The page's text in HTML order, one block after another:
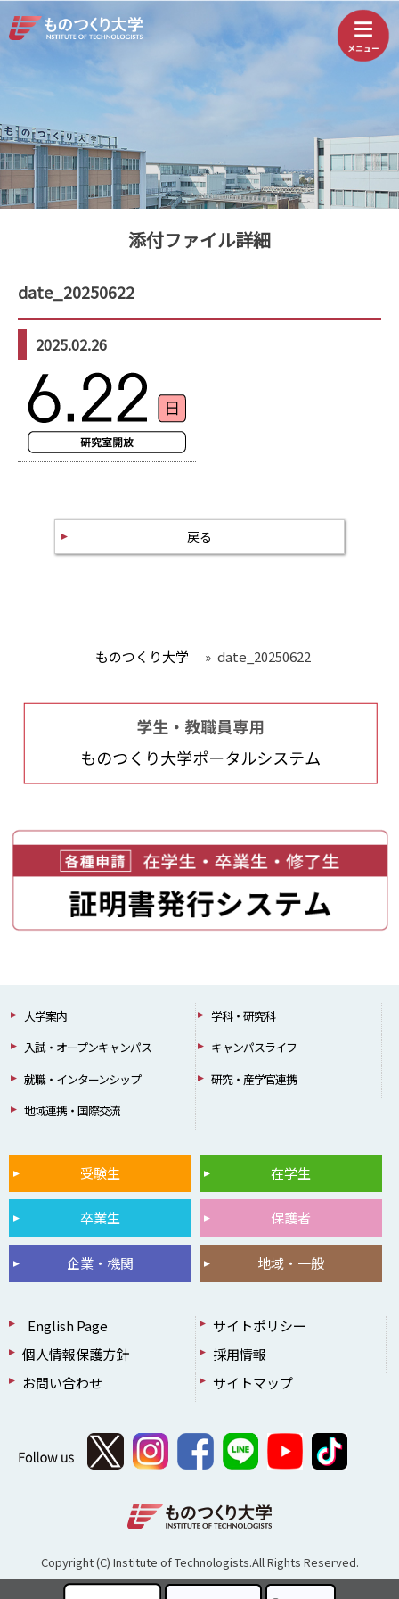
添付ファイル詳細
date_20250622
2025.02.26
戻る
ものつくり大学 » date_20250622
大学案内
学科・研究科
入試・オープンキャンパス
キャンパスライフ
就職・インターンシップ
研究・産学官連携
地域連携・国際交流
受験生 在学生
卒業生 保護者
企業・機関 地域・一般
English Page
サイトポリシー
個人情報保護方針
採用情報
お問い合わせ
サイトマップ
Copyright (C) Institute of Technologists.All Rights Reserved.